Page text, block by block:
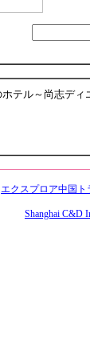
テル～尚志ディ
エクスプロア中国ト
Shanghai C&D